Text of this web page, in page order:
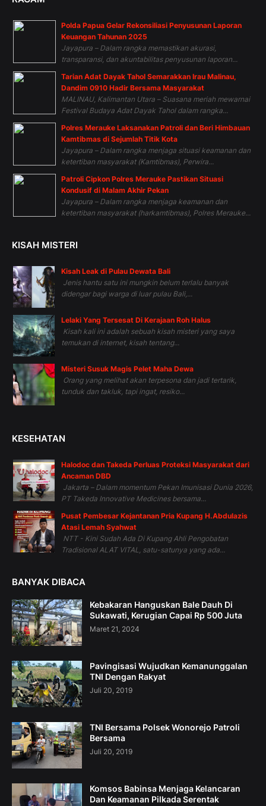
Polda Papua Gelar Rekonsiliasi Penyusunan Laporan
Keuangan Tahunan 2025
Jayapura – Dalam rangka memastikan akurasi,
transparansi, dan akuntabilitas penyusunan laporan...
Tarian Adat Dayak Tahol Semarakkan Irau Malinau,
Dandim 0910 Hadir Bersama Masyarakat
MALINAU, Kalimantan Utara – Suasana meriah mewarnai
Festival Budaya Adat Dayak Tahol dalam rangka...
Polres Merauke Laksanakan Patroli dan Beri Himbauan
Kamtibmas di Sejumlah Titik Kota
Jayapura – Dalam rangka menjaga situasi keamanan dan
ketertiban masyarakat (Kamtibmas), Perwira...
Patroli Cipkon Polres Merauke Pastikan Situasi
Kondusif di Malam Akhir Pekan
Jayapura – Dalam rangka menjaga keamanan dan
ketertiban masyarakat (harkamtibmas), Polres Merauke...
KISAH MISTERI
Kisah Leak di Pulau Dewata Bali
Jenis hantu satu ini mungkin belum terlalu banyak
didengar bagi warga di luar pulau Bali,...
Lelaki Yang Tersesat Di Kerajaan Roh Halus
Kisah kali ini adalah sebuah kisah misteri yang saya
temukan di internet, kisah tentang...
Misteri Susuk Magis Pelet Maha Dewa
Orang yang melihat akan terpesona dan jadi tertarik,
tunduk dan takluk, tapi ingat, resiko...
KESEHATAN
Halodoc dan Takeda Perluas Proteksi Masyarakat dari
Ancaman DBD
Jakarta – Dalam momentum Pekan Imunisasi Dunia 2026,
PT Takeda Innovative Medicines bersama...
Pusat Pembesar Kejantanan Pria Kupang H.Abdulazis
Atasi Lemah Syahwat
NTT - Kini Sudah Ada Di Kupang Ahli Pengobatan
Tradisional ALAT VITAL, satu-satunya yang ada...
BANYAK DIBACA
Kebakaran Hanguskan Bale Dauh Di
Sukawati, Kerugian Capai Rp 500 Juta
Maret 21, 2024
Pavingisasi Wujudkan Kemanunggalan
TNI Dengan Rakyat
Juli 20, 2019
TNI Bersama Polsek Wonorejo Patroli
Bersama
Juli 20, 2019
Komsos Babinsa Menjaga Kelancaran
Dan Keamanan Pilkada Serentak